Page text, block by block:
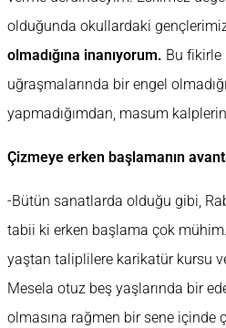
olduğunda okullardaki
olmadığına inanıyorum. Bu fikirle
uğraşmalarında bir engel
yapmadığımdan, masum
Çizmeye erken başlamanın
-Bütün sanatlarda olduğu gibi,
tabii ki erken başlama çok
yaştan taliplilere karikatür kursu
Mesela otuz beş yaşlarında bir
olmasına rağmen bir sene içinde